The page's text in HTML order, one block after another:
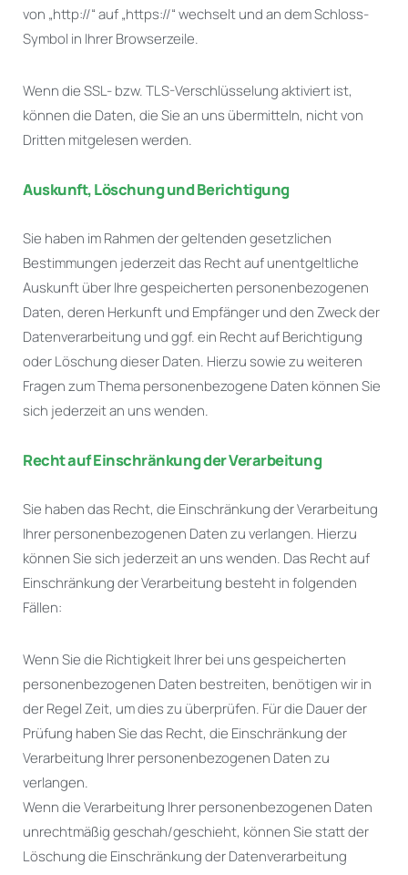
von „http://“ auf „https://“ wechselt und an dem Schloss-
Symbol in Ihrer Browserzeile.
Wenn die SSL- bzw. TLS-Verschlüsselung aktiviert ist,
können die Daten, die Sie an uns übermitteln, nicht von
Dritten mitgelesen werden.
Auskunft, Löschung und Berichtigung
Sie haben im Rahmen der geltenden gesetzlichen
Bestimmungen jederzeit das Recht auf unentgeltliche
Auskunft über Ihre gespeicherten personenbezogenen
Daten, deren Herkunft und Empfänger und den Zweck der
Datenverarbeitung und ggf. ein Recht auf Berichtigung
oder Löschung dieser Daten. Hierzu sowie zu weiteren
Fragen zum Thema personenbezogene Daten können Sie
sich jederzeit an uns wenden.
Recht auf Einschränkung der Verarbeitung
Sie haben das Recht, die Einschränkung der Verarbeitung
Ihrer personenbezogenen Daten zu verlangen. Hierzu
können Sie sich jederzeit an uns wenden. Das Recht auf
Einschränkung der Verarbeitung besteht in folgenden
Fällen:
Wenn Sie die Richtigkeit Ihrer bei uns gespeicherten
personenbezogenen Daten bestreiten, benötigen wir in
der Regel Zeit, um dies zu überprüfen. Für die Dauer der
Prüfung haben Sie das Recht, die Einschränkung der
Verarbeitung Ihrer personenbezogenen Daten zu
verlangen.
Wenn die Verarbeitung Ihrer personenbezogenen Daten
unrechtmäßig geschah/geschieht, können Sie statt der
Löschung die Einschränkung der Datenverarbeitung